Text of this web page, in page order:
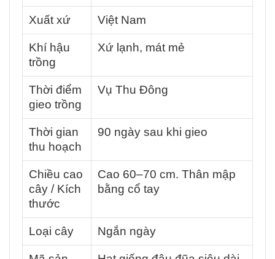
Xuất xứ Việt Nam
Khí hậu
trồng
Xứ lạnh, mát mẻ
Thời điểm
gieo trồng
Vụ Thu Đông
Thời gian
thu hoạch
90 ngày sau khi gieo
Chiều cao
cây / Kích
thước
Cao 60–70 cm. Thân mập
bằng cổ tay
Loại cây Ngắn ngày